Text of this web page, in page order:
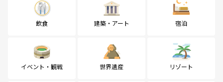
飲食 建築・アート 宿泊
イベント・観戦 世界遺産 リゾート